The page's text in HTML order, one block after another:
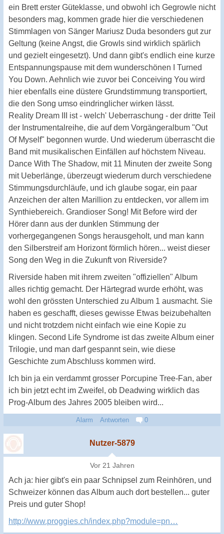
ein Brett erster Güteklasse, und obwohl ich Gegrowle nicht
besonders mag, kommen grade hier die verschiedenen
Stimmlagen von Sänger Mariusz Duda besonders gut zur
Geltung (keine Angst, die Growls sind wirklich spärlich
und gezielt eingesetzt). Und dann gibt's endlich eine kurze
Entspannungspause mit dem wunderschönen I Turned
You Down. Aehnlich wie zuvor bei Conceiving You wird
hier ebenfalls eine düstere Grundstimmung transportiert,
die den Song umso eindringlicher wirken lässt.
Reality Dream III ist - welch' Ueberraschung - der dritte Teil
der Instrumentalreihe, die auf dem Vorgängeralbum "Out
Of Myself" begonnen wurde. Und wiederum überrascht die
Band mit musikalischen Einfällen auf höchstem Niveau.
Dance With The Shadow, mit 11 Minuten der zweite Song
mit Ueberlänge, überzeugt wiederum durch verschiedene
Stimmungsdurchläufe, und ich glaube sogar, ein paar
Anzeichen der alten Marillion zu entdecken, vor allem im
Synthiebereich. Grandioser Song! Mit Before wird der
Hörer dann aus der dunklen Stimmung der
vorhergegangenen Songs herausgeholt, und man kann
den Silberstreif am Horizont förmlich hören... weist dieser
Song den Weg in die Zukunft von Riverside?
Riverside haben mit ihrem zweiten "offiziellen" Album
alles richtig gemacht. Der Härtegrad wurde erhöht, was
wohl den grössten Unterschied zu Album 1 ausmacht. Sie
haben es geschafft, dieses gewisse Etwas beizubehalten
und nicht trotzdem nicht einfach wie eine Kopie zu
klingen. Second Life Syndrome ist das zweite Album einer
Trilogie, und man darf gespannt sein, wie diese
Geschichte zum Abschluss kommen wird.
Ich bin ja ein verdammt grosser Porcupine Tree-Fan, aber
ich bin jetzt echt im Zweifel, ob Deadwing wirklich das
Prog-Album des Jahres 2005 bleiben wird...
Alarm Antworten 0
Nutzer-5879
Vor 21 Jahren
Ach ja: hier gibt's ein paar Schnipsel zum Reinhören, und
Schweizer können das Album auch dort bestellen... guter
Preis und guter Shop!
http://www.proggies.ch/index.php?module=pn…